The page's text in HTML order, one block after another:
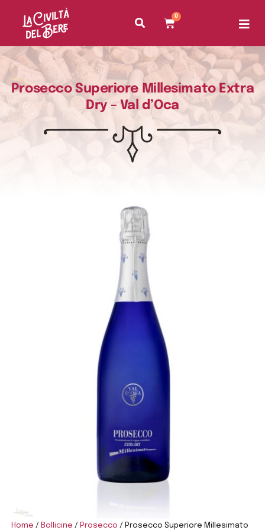
0
Prosecco Superiore Millesimato Extra
Dry – Val d’Oca
Home / Bollicine / Prosecco / Prosecco Superiore Millesimato